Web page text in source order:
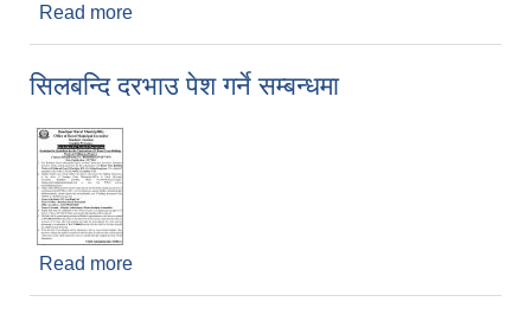
Read more
सिलबन्दि दरभाउ पेश गर्ने सम्बन्धमा
Read more